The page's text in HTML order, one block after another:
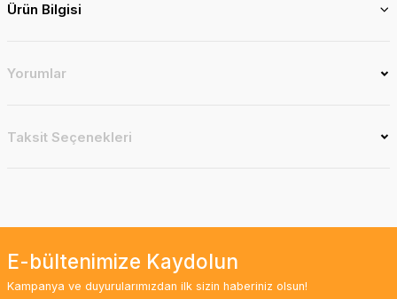
Ürün Bilgisi
Yorumlar
Taksit Seçenekleri
E-bültenimize Kaydolun
Kampanya ve duyurularımızdan ilk sizin haberiniz olsun!